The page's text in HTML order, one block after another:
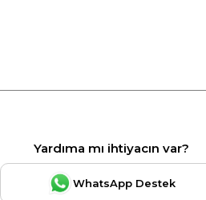
Yardıma mı ihtiyacın var?
WhatsApp Destek